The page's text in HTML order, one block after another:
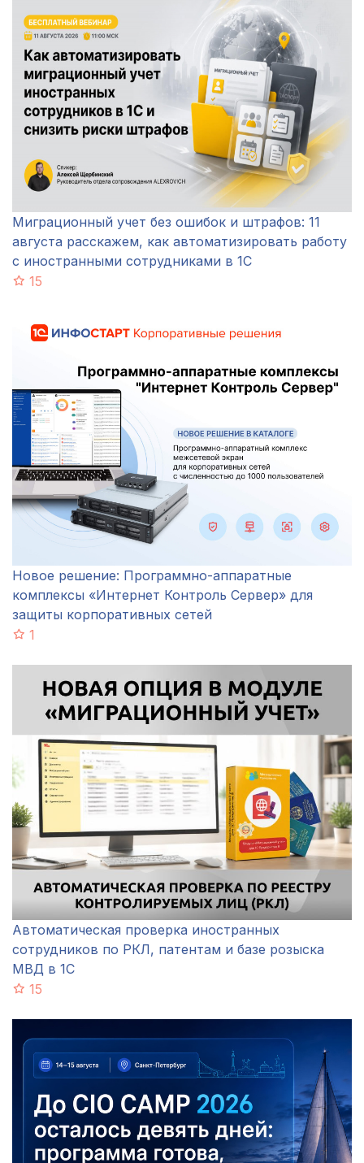
Миграционный учет без ошибок и штрафов: 11
августа расскажем, как автоматизировать работу
с иностранными сотрудниками в 1С
15
Новое решение: Программно-аппаратные
комплексы «Интернет Контроль Сервер» для
защиты корпоративных сетей
1
Автоматическая проверка иностранных
сотрудников по РКЛ, патентам и базе розыска
МВД в 1С
15